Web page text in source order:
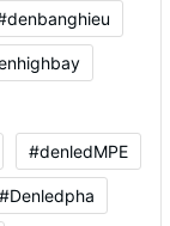
#denledMPE
#Denledpha